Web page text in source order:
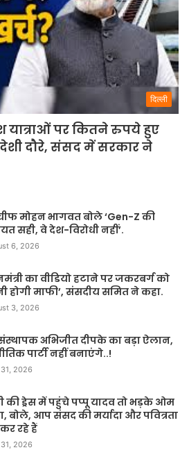
दिल्ली
यात्राओं पर कितने रुपये हुए
दौरे, संसद में सरकार ने
मोहन भागवत बोले ‘Gen-Z की
सही, वे देश-विरोधी नहीं’.
6, 2026
का वीडियो हटाने पर जकरबर्ग को
होगी माफी’, संसदीय समित ने कहा.
3, 2026
अभिजीत दीपके का बड़ा ऐलान,
पार्टी नहीं बनाएंगे..!
2026
की ड्रेस में पहुंचे पप्पू यादव तो भड़के ओम
बोले, आप संसद की मर्यादा और पवित्रता
रहे हैं
2026